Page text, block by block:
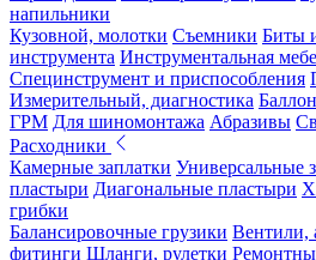
напильники
Кузовной, молотки Съемники Биты
инструмента Инструментальная
Специнструмент и приспособления
Измерительный, диагностика
ГРМ Для шиномонтажа Абразивы
Расходники
Камерные заплатки Универсальные
пластыри Диагональные пластыри
грибки
Балансировочные грузики Вентили,
фитинги Шланги, рулетки